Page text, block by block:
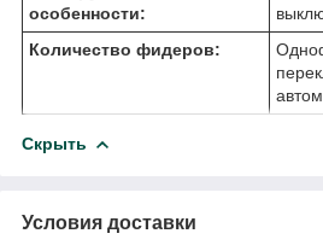
особенности:
Количество фидеров:
Скрыть
Условия доставки